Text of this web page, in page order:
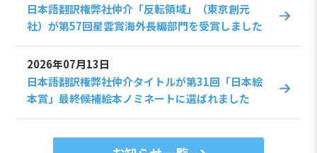
日本語翻訳権弊社仲介「反転領域」（東京創元
社）が第57回星雲賞海外長編部門を受賞しました
2026年07月13日
日本語翻訳権弊社仲介タイトルが第31回「日本絵
本賞」最終候補絵本ノミネートに選ばれました